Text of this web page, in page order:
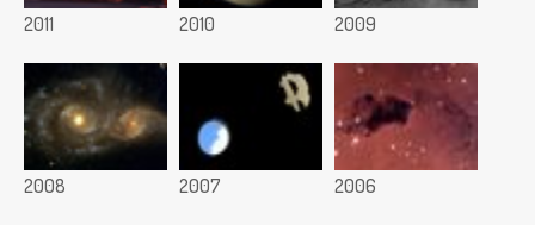
2011 2010 2009
2008 2007 2006